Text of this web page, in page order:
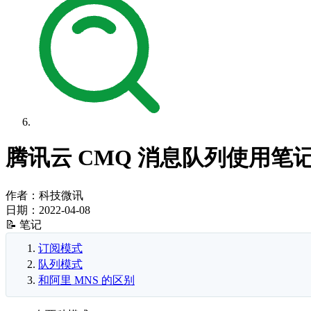
腾讯云 CMQ 消息队列使用笔
作者：科技微讯
日期： 2022-04-08
📝 笔记
订阅模式
队列模式
和阿里 MNS 的区别